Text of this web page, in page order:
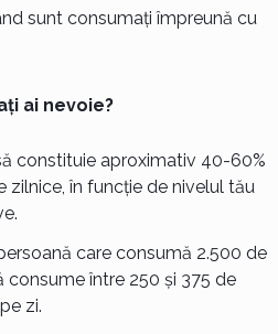
sunt consumați împreună cu
ai nevoie?
constituie aproximativ 40-60%
în funcție de nivelul tău
care consumă 2.500 de
consume între 250 și 375 de
zi.